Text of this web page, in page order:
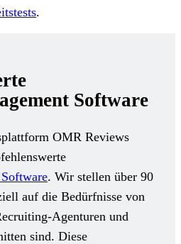
.
Software
OMR Reviews
. Wir stellen über 90
auf die Bedürfnisse von
Agenturen und
sind. Diese